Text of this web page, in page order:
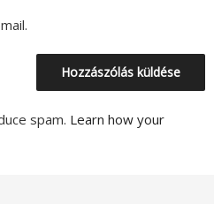
spam. Learn how your